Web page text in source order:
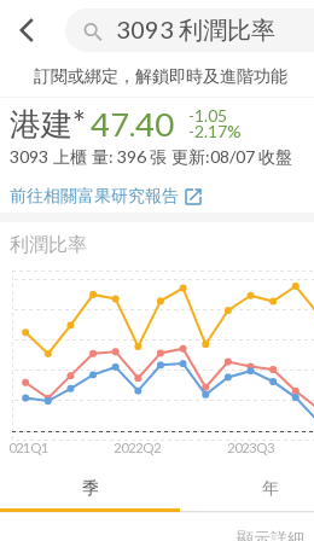
arrow_back_ios search
港建* 47.40 -2.17%
訂閱或綁定，解鎖即時及進階功能
港建*47.40 -1.05
-2.17%
3093
上櫃 量: 396張 更新:08/07 收盤
前往相關富果研究報告 open_in_new
利潤比率
季 年
2021Q1 2022Q2 2023Q3